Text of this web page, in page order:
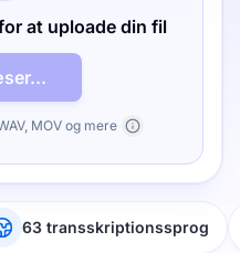
at uploade din fil
MOV og mere
63 transskriptionssprog